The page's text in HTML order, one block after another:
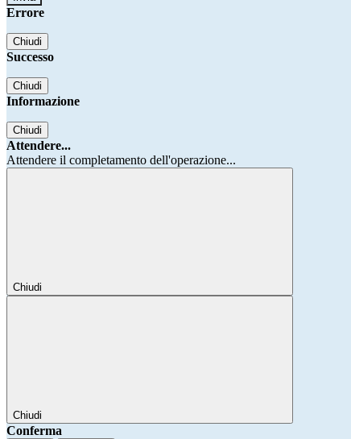
Errore
Chiudi
Successo
Chiudi
Informazione
Chiudi
Attendere...
Attendere il completamento dell'operazione...
Chiudi
Chiudi
Conferma